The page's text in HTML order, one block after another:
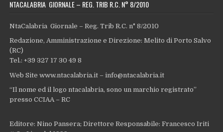
NTACALABRIA GIORNALE – REG. TRIB R.C. N° 8/2010
NtaCalabria Giornale – Reg. Trib R.C. n° 8/2010
Redazione, Amministrazione e Direzione: Melito di Porto Salvo
(RC)
Tel.: +39 327 17 30 49 8
Web Site www.ntacalabria.it – info@ntacalabria.it
“Il nome ed il logo ntacalabria, sono un marchio registrato”
presso CCIAA – RC
Editore: Nino Pansera; Direttore Responsabile: Francesco Iriti